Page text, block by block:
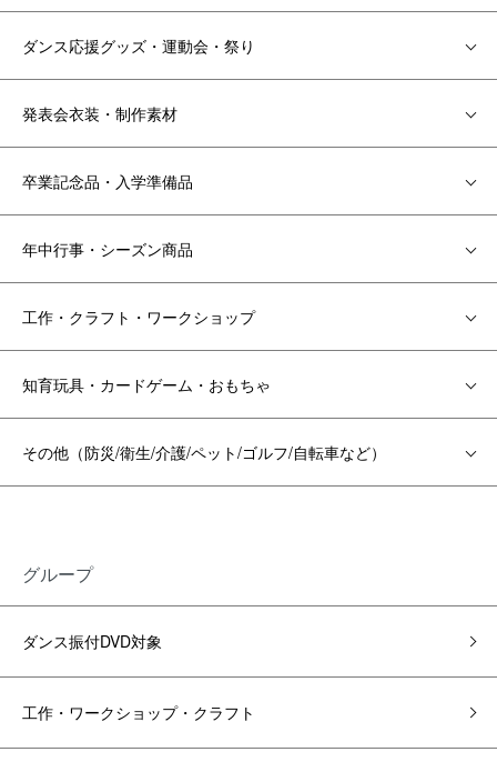
ダンス応援グッズ・運動会・祭り
発表会衣装・制作素材
卒業記念品・入学準備品
年中行事・シーズン商品
工作・クラフト・ワークショップ
知育玩具・カードゲーム・おもちゃ
その他（防災/衛生/介護/ペット/ゴルフ/自転車など）
グループ
ダンス振付DVD対象
工作・ワークショップ・クラフト